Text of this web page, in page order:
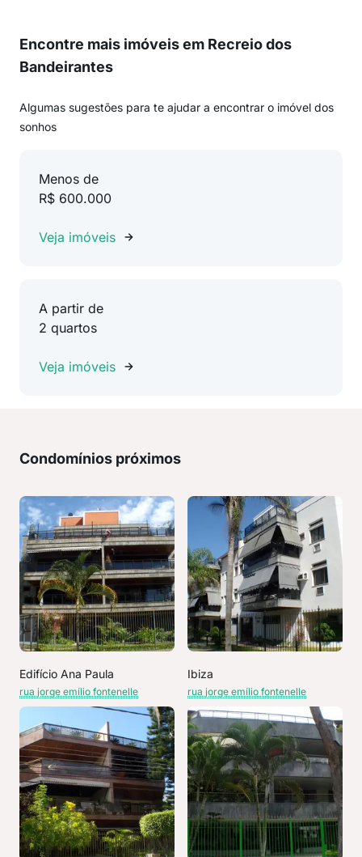
Encontre mais imóveis em Recreio dos
Bandeirantes
Algumas sugestões para te ajudar a encontrar o imóvel dos
sonhos
Menos de
R$ 600.000
Veja imóveis
A partir de
2 quartos
Veja imóveis
Condomínios próximos
Edifício Ana Paula
rua jorge emílio fontenelle
Ibiza
rua jorge emílio fontenelle